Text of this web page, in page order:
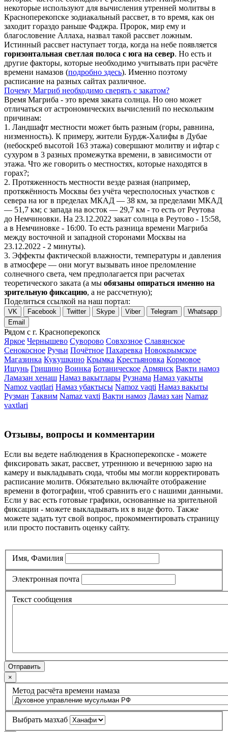
некоторые используют для вычисления утренней молитвы в
Красноперекопске зодиакальный рассвет, в то время, как он
заходит гораздо раньше Фаджра. Пророк, мир ему и
благословение Аллаха, назвал такой рассвет ложным.
Истинный рассвет наступает тогда, когда на небе появляется
горизонтальная светлая полоса с юга на север. Но есть и
другие факторы, которые необходимо учитывать при расчёте
времени намазов (подробно здесь). Именно поэтому
расписание на разных сайтах различное.
Почему Магриб необходимо сверять с закатом?
Время Магриба - это время заката солнца. Но оно может
отличаться от астрономических вычислений по нескольким
причинам:
1. Ландшафт местности может быть разным (горы, равнина,
низменность). К примеру, жители Бурдж-Халифы в Дубае
(небоскреб высотой 163 этажа) совершают молитву и ифтар с
сухуром в 3 разных промежутка времени, в зависимости от
этажа. Что же говорить о местностях, которые находятся в
горах?;
2. Протяженность местности везде разная (например,
протяжённость Москвы без учёта чересполосных участков с
севера на юг в пределах МКАД — 38 км, за пределами МКАД
— 51,7 км; с запада на восток — 29,7 км - то есть от Реутова
до Немчиновки. На 23.12.2022 закат солнца в Реутово - 15:58,
а в Немчиновке - 16:00. То есть разница времени Магриба
между восточной и западной сторонами Москвы на
23.12.2022 - 2 минуты).
3. Эффекты фактической влажности, температуры и давления
в атмосфере — они могут вызывать иное преломление
солнечного света, чем предполагается при расчетах
теоретического заката (а мы обязаны опираться именно на
зрительную фиксацию, а не рассчетную);
Поделиться ссылкой на наш портал:
VK Facebook Twitter Skype Viber Telegram
Whatsapp
Email
Рядом с г. Красноперекопск
Яркое Чернышево Суворово Совхозное Славянское
Сенокосное Ручьи Почётное Пахаревка Новокрымское
Магазинка Кукушкино Крымка Крестьяновка Кормовое
Ишунь Гришино Воинка Ботаническое Армянск Вакти намоз
Ламазан хенаш Намаз вакытлары Рузнама Намаз уақыты
Namoz vaqtlari Намаз убактысы Namoz vaqti Намаз вакыты
Рузман Таквим Namaz vaxti Вақти намоз Ламаз хан Namaz
vaxtlari
Отзывы, вопросы и комментарии
Если вы ведете наблюдения в Красноперекопске - можете
фиксировать закат, рассвет, утреннюю и вечернюю зарю на
камеру и выкладывать сюда, чтобы мы могли корректировать
расписание молитв. Обязательно включайте отображение
времени в фотографии, чтоб сравнить его с нашими данными.
Если у вас есть готовые графики, основанные на зрительной
фиксации - можете выкладывать их в виде фото. Также
можете задать тут свой вопрос, прокомментировать страницу
или просто поставить оценку сайту.
Имя, Фамилия
Электронная почта
Текст сообщения
Отправить
×
Метод расчёта времени намаза
Выбрать мазхаб